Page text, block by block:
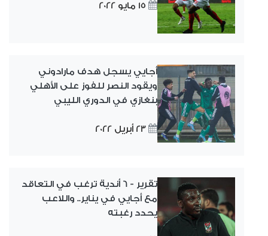
15 مايو 2022
أجايي يسجل هدف مارادوني
ويقود النصر للفوز على الأهلي
بنغازي في الدوري الليبي
23 أبريل 2022
تقرير - 6 أندية ترغب في التعاقد
مع أجايي في يناير.. واللاعب
يحدد رغبته